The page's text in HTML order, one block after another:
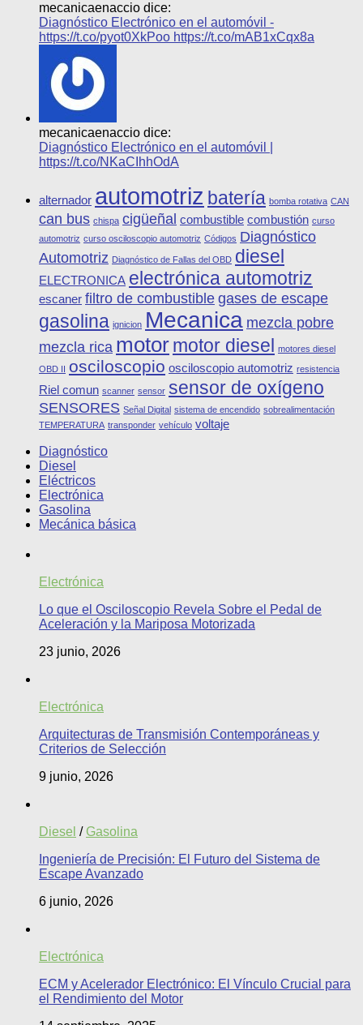
mecanicaenaccio dice:
Diagnóstico Electrónico en el automóvil -
https://t.co/pyot0XkPoo https://t.co/mAB1xCqx8a
mecanicaenaccio dice:
Diagnóstico Electrónico en el automóvil |
https://t.co/NKaCIhhOdA
alternador automotriz batería bomba rotativa CAN
can bus chispa cigüeñal combustible combustión curso
automotriz curso osciloscopio automotriz Códigos Diagnóstico
Automotriz Diagnóstico de Fallas del OBD diesel
ELECTRONICA electrónica automotriz
escaner filtro de combustiblegases de escape
gasolina ignicion Mecanica mezcla pobre
mezcla rica motormotor diesel motores diesel
OBD II osciloscopio osciloscopio automotriz resistencia
Riel comun scanner sensor sensor de oxígeno
SENSORES Señal Digital sistema de encendido sobrealimentación
TEMPERATURA transponder vehículo voltaje
Diagnóstico
Diesel
Eléctricos
Electrónica
Gasolina
Mecánica básica
Electrónica
Lo que el Osciloscopio Revela Sobre el Pedal de
Aceleración y la Mariposa Motorizada
23 junio, 2026
Electrónica
Arquitecturas de Transmisión Contemporáneas y
Criterios de Selección
9 junio, 2026
Diesel / Gasolina
Ingeniería de Precisión: El Futuro del Sistema de
Escape Avanzado
6 junio, 2026
Electrónica
ECM y Acelerador Electrónico: El Vínculo Crucial para
el Rendimiento del Motor